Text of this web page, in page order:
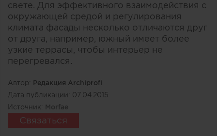
свете. Для эффективного взаимодействия с
окружающей средой и регулирования
климата фасады несколько отличаются друг
от друга, например, южный имеет более
узкие террасы, чтобы интерьер не
перегревался.
Автор: Редакция Archiprofi
Дата публикации: 07.04.2015
Источник: Morfae
Связаться